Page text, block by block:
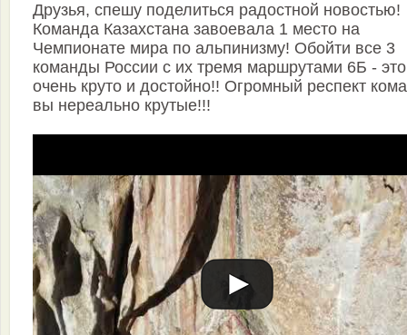
Друзья, спешу поделиться радостной новостью!
Команда Казахстана завоевала 1 место на
Чемпионате мира по альпинизму! Обойти все 3
команды России с их тремя маршрутами 6Б - это
очень круто и достойно!! Огромный респект
вы нереально крутые!!!